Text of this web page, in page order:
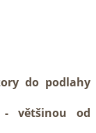
do podlahy
- většinou od